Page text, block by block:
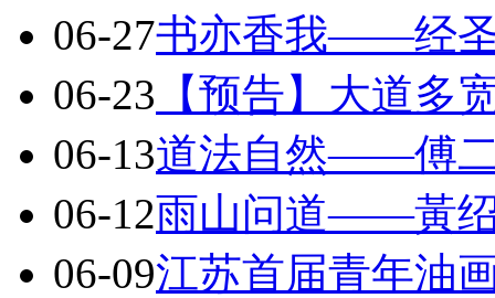
06-27书亦香我——经
06-23 【预告】大道
06-13道法自然——傅
06-12雨山问道——黃
06-09江苏首届青年油